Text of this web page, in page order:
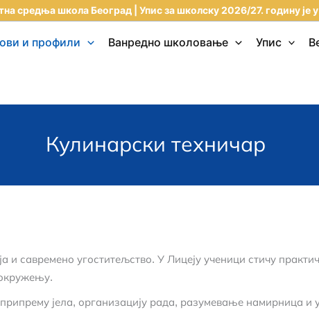
средња школа Београд | Упис за школску 2026/27. годину је
и профили Ванредно школовање Упис
Кулинарски техничар
савремено угоститељство. У Лицеју ученици стичу
јела, организацију рада, разумевање намирница и